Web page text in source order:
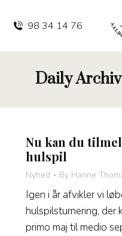
98 34 14 76
Daily
Nu kan du
hulspil
Nyhed By Hanne
Igen i år afvikler vi
hulspilsturnering, der
primo maj til medio